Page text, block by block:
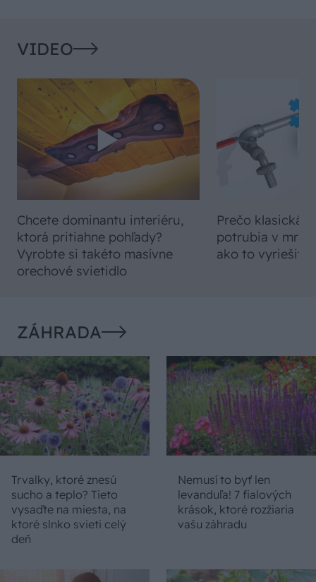
VIDEO
Chcete dominantu interiéru,
ktorá pritiahne pohľady?
Vyrobte si takéto masívne
orechové svietidlo
Prečo klasická
potrubia v
ako to vyriešiť
ZÁHRADA
Trvalky, ktoré znesú
sucho a teplo? Tieto
vysaďte na miesta, na
ktoré slnko svieti celý
deň
Nemusí to byť len
levanduľa! 7 fialových
krások, ktoré rozžiaria
vašu záhradu